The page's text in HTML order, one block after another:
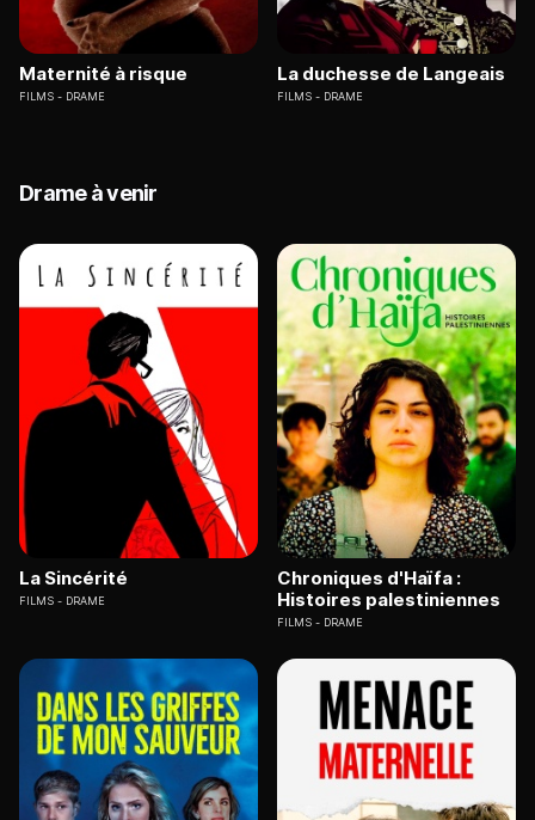
Maternité à risque
FILMS DRAME
La duchesse de Langeais
FILMS DRAME
Drame à venir
La Sincérité
FILMS DRAME
Chroniques d'Haïfa :
Histoires palestiniennes
FILMS DRAME